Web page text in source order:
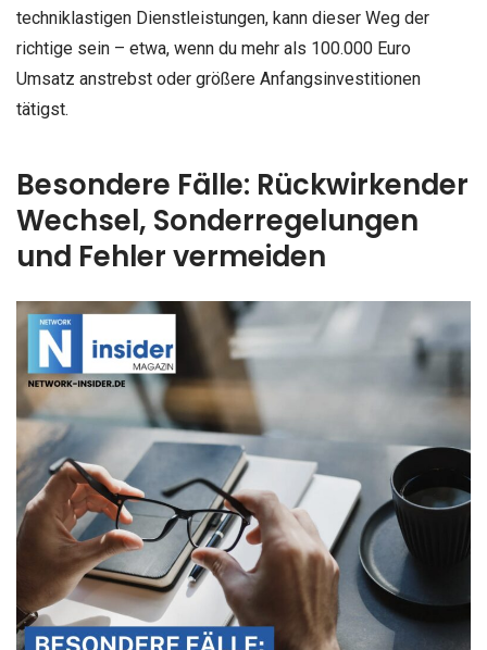
techniklastigen Dienstleistungen, kann dieser Weg der
richtige sein – etwa, wenn du mehr als 100.000 Euro
Umsatz anstrebst oder größere Anfangsinvestitionen
tätigst.
Besondere Fälle: Rückwirkender
Wechsel, Sonderregelungen
und Fehler vermeiden